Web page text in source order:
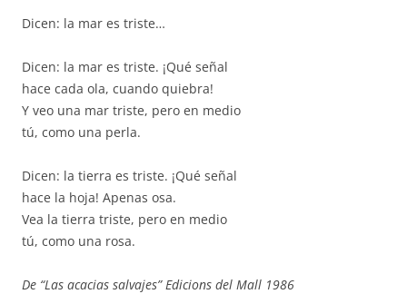
Dicen: la mar es triste…
Dicen: la mar es triste. ¡Qué señal
hace cada ola, cuando quiebra!
Y veo una mar triste, pero en medio
tú, como una perla.
Dicen: la tierra es triste. ¡Qué señal
hace la hoja! Apenas osa.
Vea la tierra triste, pero en medio
tú, como una rosa.
De “Las acacias salvajes” Edicions del Mall 1986